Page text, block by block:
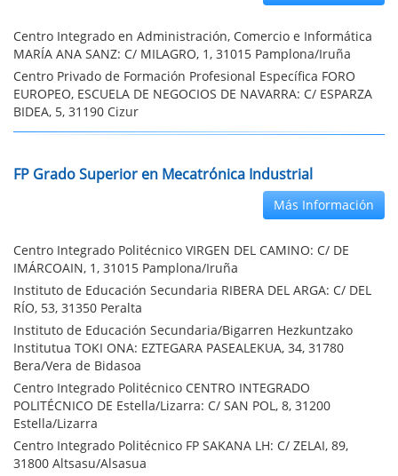
Centro Integrado en Administración, Comercio e Informática
MARÍA ANA SANZ: C/ MILAGRO, 1, 31015 Pamplona/Iruña
Centro Privado de Formación Profesional Específica FORO
EUROPEO, ESCUELA DE NEGOCIOS DE NAVARRA: C/ ESPARZA
BIDEA, 5, 31190 Cizur
FP Grado Superior en Mecatrónica Industrial
Más Información
Centro Integrado Politécnico VIRGEN DEL CAMINO: C/ DE
IMÁRCOAIN, 1, 31015 Pamplona/Iruña
Instituto de Educación Secundaria RIBERA DEL ARGA: C/ DEL
RÍO, 53, 31350 Peralta
Instituto de Educación Secundaria/Bigarren Hezkuntzako
Institutua TOKI ONA: EZTEGARA PASEALEKUA, 34, 31780
Bera/Vera de Bidasoa
Centro Integrado Politécnico CENTRO INTEGRADO
POLITÉCNICO DE Estella/Lizarra: C/ SAN POL, 8, 31200
Estella/Lizarra
Centro Integrado Politécnico FP SAKANA LH: C/ ZELAI, 89,
31800 Altsasu/Alsasua